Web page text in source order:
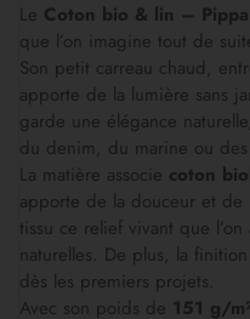
Le Coton bio & lin – Pippa
que l’on imagine tout de
Son petit carreau chaud,
apporte de la lumière sans
garde une élégance
du denim, du marine ou
La matière associe coton
apporte de la douceur et de
tissu ce relief vivant que
naturelles. De plus, la
dès les premiers projets.
Avec son poids de 151 g/m²